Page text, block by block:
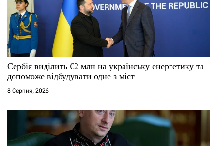
Сербія виділить €2 млн на українську енергетику та
допоможе відбудувати одне з міст
8 Серпня, 2026